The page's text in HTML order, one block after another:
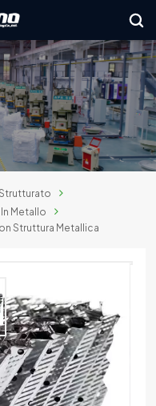
Metallo
Struttura Metallica
Con